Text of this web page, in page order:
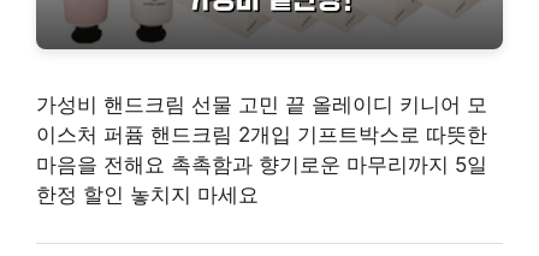
가성비 핸드크림 선물 고민 끝 올레이디 키니어 모
이스처 퍼퓸 핸드크림 2개입 기프트박스로 따뜻한
마음을 전해요 촉촉함과 향기로운 마무리까지 5일
한정 할인 놓치지 마세요